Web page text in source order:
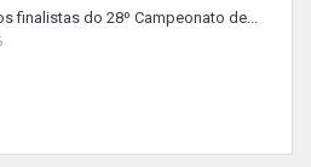
finalistas do 28º Campeonato de...